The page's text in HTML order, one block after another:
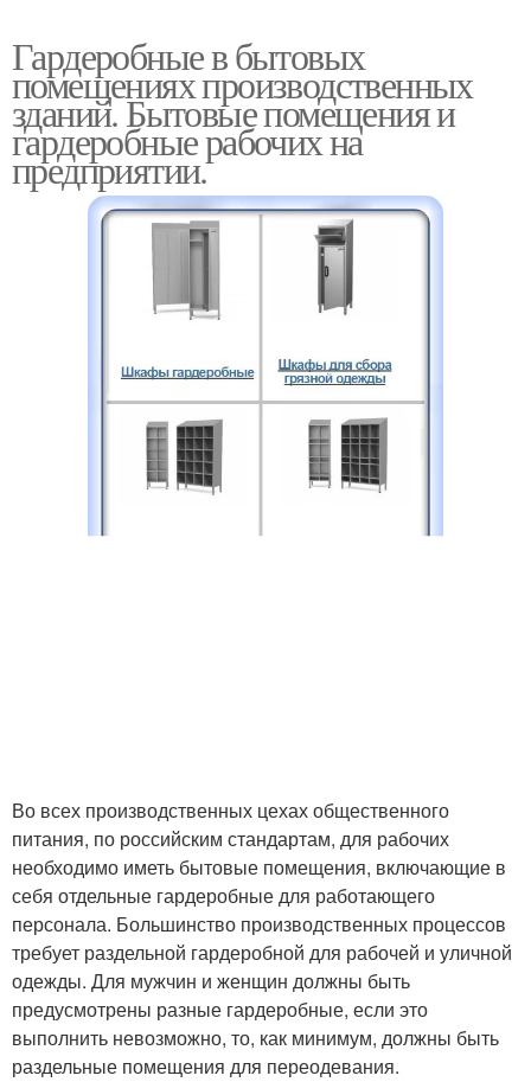
Гардеробные в бытовых
помещениях производственных
зданий. Бытовые помещения и
гардеробные рабочих на
предприятии.
Во всех производственных цехах общественного
питания, по российским стандартам, для рабочих
необходимо иметь бытовые помещения, включающие в
себя отдельные гардеробные для работающего
персонала. Большинство производственных процессов
требует раздельной гардеробной для рабочей и уличной
одежды. Для мужчин и женщин должны быть
предусмотрены разные гардеробные, если это
выполнить невозможно, то, как минимум, должны быть
раздельные помещения для переодевания.